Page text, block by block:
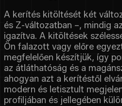
A kerítés kitöltését két
és Z-változatban –, mindig
igazítva. A kitöltések
Ön falazott vagy előre
megfelelően készítjük, így
az átláthatóság és a
ahogyan azt a kerítéstől
modern és letisztult
profiljában és jellegében